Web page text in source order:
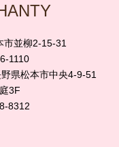
市並柳2-15-31
県松本市中央4-9-51
3F